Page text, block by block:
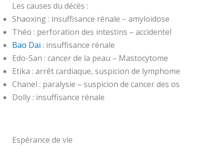
Les causes du décès :
Shaoxing : insuffisance rénale – amyloïdose
Théo : perforation des intestins – accidentel
Bao Dai : insuffisance rénale
Edo-San : cancer de la peau – Mastocytome
Etika : arrêt cardiaque, suspicion de lymphome
Chanel : paralysie – suspicion de cancer des os
Dolly : insuffisance rénale
Espérance de vie